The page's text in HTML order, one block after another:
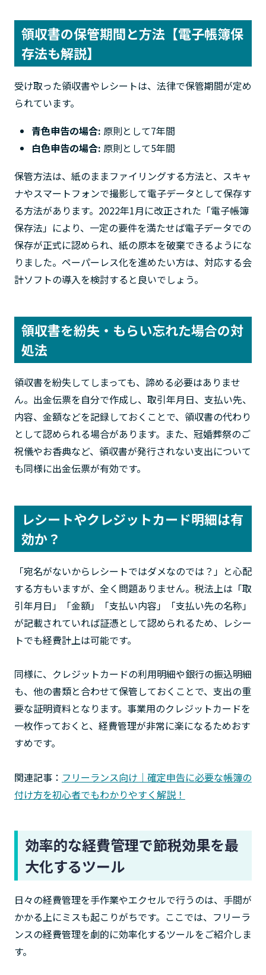
領収書の保管期間と方法【電子帳簿保
存法も解説】
受け取った領収書やレシートは、法律で保管期間が定め
られています。
青色申告の場合: 原則として7年間
白色申告の場合: 原則として5年間
保管方法は、紙のままファイリングする方法と、スキャ
ナやスマートフォンで撮影して電子データとして保存す
る方法があります。2022年1月に改正された「電子帳簿
保存法」により、一定の要件を満たせば電子データでの
保存が正式に認められ、紙の原本を破棄できるようにな
りました。ペーパーレス化を進めたい方は、対応する会
計ソフトの導入を検討すると良いでしょう。
領収書を紛失・もらい忘れた場合の対
処法
領収書を紛失してしまっても、諦める必要はありませ
ん。出金伝票を自分で作成し、取引年月日、支払い先、
内容、金額などを記録しておくことで、領収書の代わり
として認められる場合があります。また、冠婚葬祭のご
祝儀やお香典など、領収書が発行されない支出について
も同様に出金伝票が有効です。
レシートやクレジットカード明細は有
効か？
「宛名がないからレシートではダメなのでは？」と心配
する方もいますが、全く問題ありません。税法上は「取
引年月日」「金額」「支払い内容」「支払い先の名称」
が記載されていれば証憑として認められるため、レシー
トでも経費計上は可能です。
同様に、クレジットカードの利用明細や銀行の振込明細
も、他の書類と合わせて保管しておくことで、支出の重
要な証明資料となります。事業用のクレジットカードを
一枚作っておくと、経費管理が非常に楽になるためおす
すめです。
関連記事： フリーランス向け｜確定申告に必要な帳簿の
付け方を初心者でもわかりやすく解説！
効率的な経費管理で節税効果を最
大化するツール
日々の経費管理を手作業やエクセルで行うのは、手間が
かかる上にミスも起こりがちです。ここでは、フリーラ
ンスの経費管理を劇的に効率化するツールをご紹介しま
す。